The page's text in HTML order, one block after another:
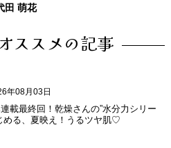
田 萌花
ススメの記事
年08月03日
載最終回！乾燥さんの”水分力シリー
める、夏映え！うるツヤ肌♡